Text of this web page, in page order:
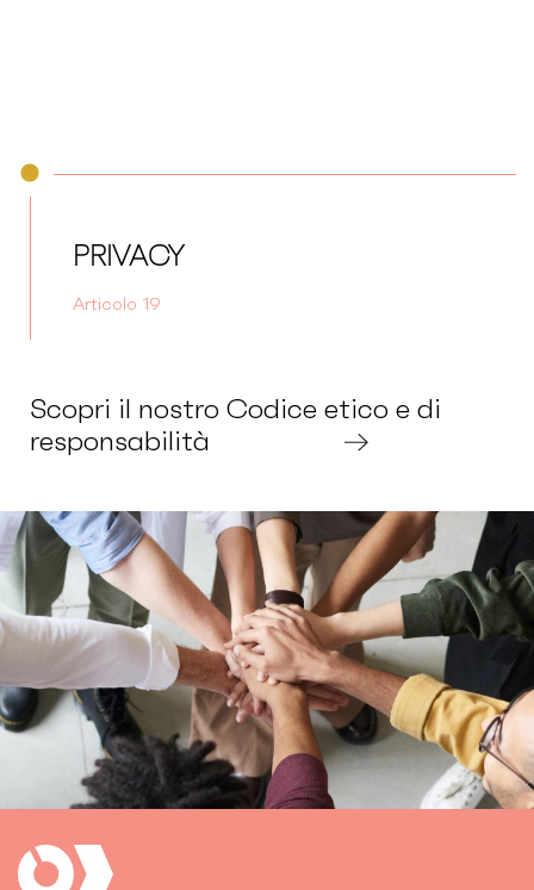
PRIVACY
Articolo 19
Scopri il nostro Codice etico e di
responsabilità